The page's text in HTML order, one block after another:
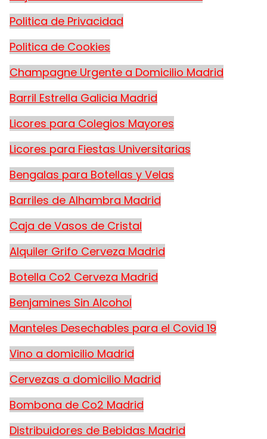
Politica de Privacidad
Politica de Cookies
Champagne Urgente a Domicilio Madrid
Barril Estrella Galicia Madrid
Licores para Colegios Mayores
Licores para Fiestas Universitarias
Bengalas para Botellas y Velas
Barriles de Alhambra Madrid
Caja de Vasos de Cristal
Alquiler Grifo Cerveza Madrid
Botella Co2 Cerveza Madrid
Benjamines Sin Alcohol
Manteles Desechables para el Covid 19
Vino a domicilio Madrid
Cervezas a domicilio Madrid
Bombona de Co2 Madrid
Distribuidores de Bebidas Madrid